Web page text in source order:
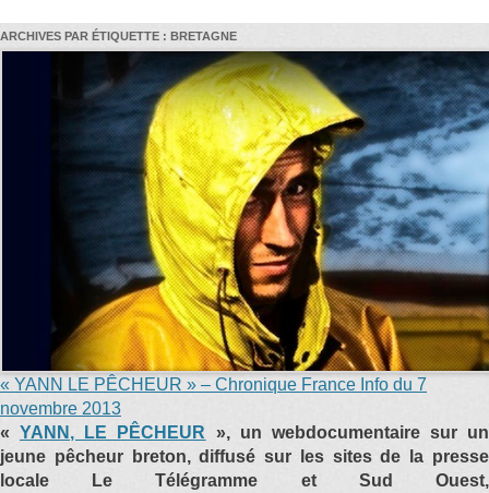
ARCHIVES PAR ÉTIQUETTE : BRETAGNE
« YANN LE PÊCHEUR » – Chronique France Info du 7
novembre 2013
« YANN, LE PÊCHEUR », un webdocumentaire sur un
jeune pêcheur breton, diffusé sur les sites de la presse
locale Le Télégramme et Sud Ouest,